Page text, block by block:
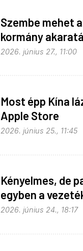
Szembe mehet
kormány
Apple
2026. június 27., 11:00
Most épp Kína
Apple Store
2026. június 25., 11:45
Kényelmes, de
egyben a
töltés
2026. június 24., 18:17